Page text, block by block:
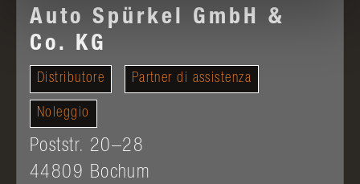
Auto Spürkel GmbH &
Co. KG
Distributore Partner di assistenza
Noleggio
Poststr. 20–28
44809 Bochum